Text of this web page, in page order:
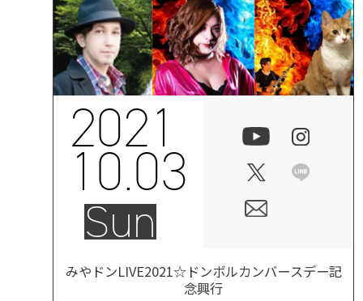
2021
10.03
Sun
みやドンLIVE2021☆ドンボルカンバースデー記
念興行